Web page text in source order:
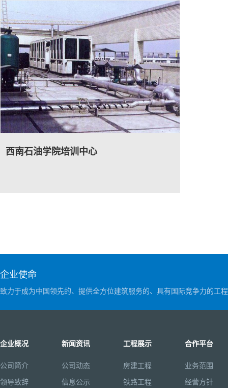
西南石油学院培训中心
企业使命
致力于成为中国领先的、提供全方位建筑服务的、具有国际竞争力的工
企业概况
公司简介
领导致辞
新闻资讯
公司动态
信息公示
工程展示
房建工程
铁路工程
合作平台
业务范围
经营方针